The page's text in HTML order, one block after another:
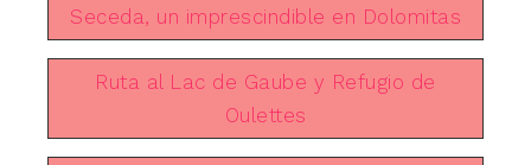
Seceda, un imprescindible en Dolomitas
Ruta al Lac de Gaube y Refugio de
Oulettes